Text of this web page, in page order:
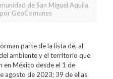
de San Miguel Aquila.
GeoComunes
parte de la lista de, al
ambiente y el territorio que
en México desde el 1 de
agosto de 2023; 39 de ellas